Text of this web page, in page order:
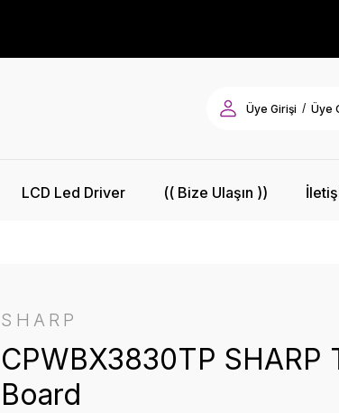
Üye Girişi / Üye
LCD Led Driver (( Bize Ulaşın ))
SHARP
CPWBX3830TP SHARP
Board